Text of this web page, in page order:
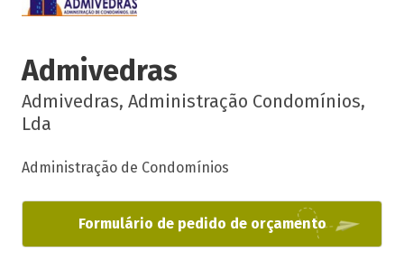
Admivedras
Admivedras, Administração Condomínios,
Lda
Administração de Condomínios
Formulário de pedido de orçamento